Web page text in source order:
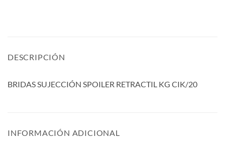
DESCRIPCIÓN
BRIDAS SUJECCIÓN SPOILER RETRACTIL KG CIK/20
INFORMACIÓN ADICIONAL